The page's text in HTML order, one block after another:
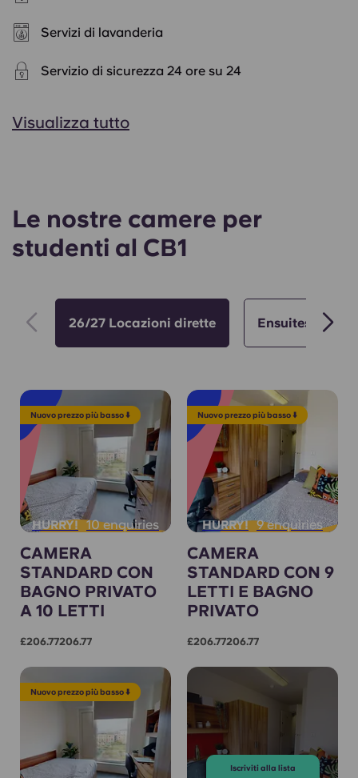
Servizi di lavanderia
Servizio di sicurezza 24 ore su 24
Visualizza tutto
Le nostre camere per
studenti al CB1
26/27 Locazioni dirette Ensuites
Nuovo prezzo più basso ⬇️
HURRY! 10 enquiries
CAMERA
STANDARD CON
BAGNO PRIVATO
A 10 LETTI
£206.77206.77
Nuovo prezzo più basso ⬇️
HURRY! 9 enquiries
CAMERA
STANDARD CON 9
LETTI E BAGNO
PRIVATO
£206.77206.77
Nuovo prezzo più basso ⬇️
Iscriviti alla lista